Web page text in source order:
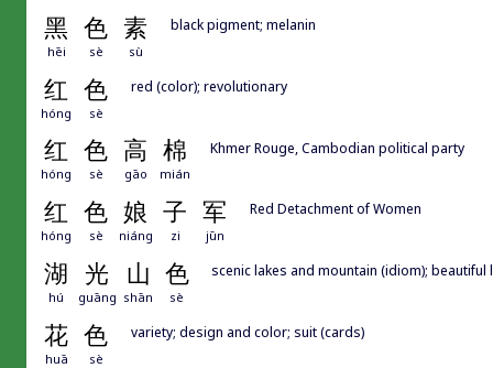
黑 色 素
hēi sè sù
black pigment; melanin
红 色
hóng sè
red (color); revolutionary
红 色 高 棉
hóng sè gāo mián
Khmer Rouge, Cambodian political party
红 色 娘 子 军
hóng sè niáng zi jūn
Red Detachment of Women
湖 光 山 色
hú guāng shān sè
scenic lakes and mountain (idiom);
花 色
huā sè
variety; design and color; suit (cards)